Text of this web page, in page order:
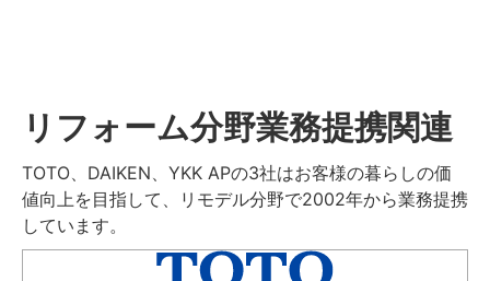
リフォーム分野業務提携関連
TOTO、DAIKEN、YKK APの3社はお客様の暮らしの価
値向上を目指して、リモデル分野で2002年から業務提携
しています。